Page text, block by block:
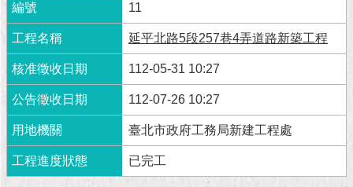
11
延平北路5段257巷4弄道路新築工程
112-05-31 10:27
112-07-26 10:27
臺北市政府工務局新建工程處
已完工